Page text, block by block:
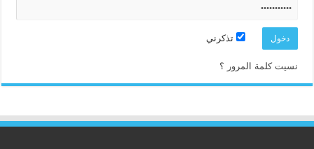
تذكرني
نسيت كلمة المرور ؟